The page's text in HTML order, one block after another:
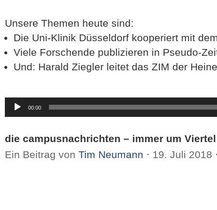
Unsere Themen heute sind:
Die Uni-Klinik Düsseldorf kooperiert mit
Viele Forschende publizieren in Pseudo-
Und: Harald Ziegler leitet das ZIM der
Audio-
Player
00:00
die campusnachrichten – immer um
Ein Beitrag von Tim Neumann ⋅ 19. Juli 2018